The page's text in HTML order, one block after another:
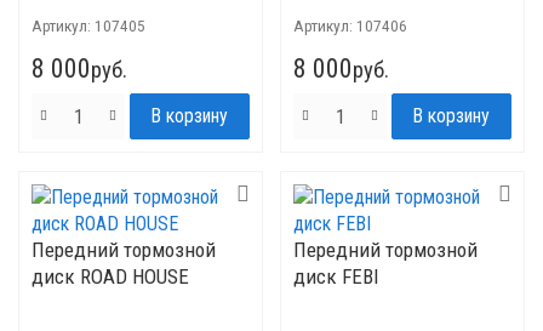
Артикул: 107405
8 000руб.
Артикул: 107406
8 000руб.
Передний тормозной
диск ROAD HOUSE
Передний тормозной
диск FEBI